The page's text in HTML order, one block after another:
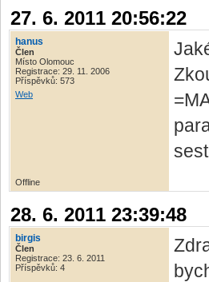
27. 6. 2011 20:56:22
hanus
Člen
Místo Olomouc
Registrace: 29. 11. 2006
Příspěvků: 573
Web
Offline
28. 6. 2011 23:39:48
birgis
Člen
Registrace: 23. 6. 2011
Příspěvků: 4